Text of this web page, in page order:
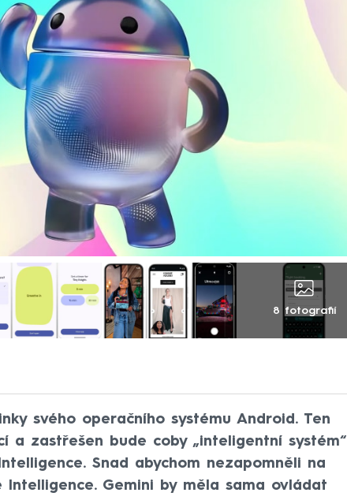
8 fotografií
svého operačního systému Android. Ten
a zastřešen bude coby „inteligentní systém“
Snad abychom nezapomněli na
Intelligence. Gemini by měla sama ovládat